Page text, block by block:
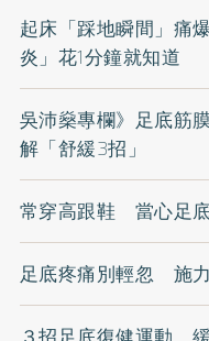
起床「踩地瞬間」痛
炎」花1分鐘就知道
吳沛燊專欄》足底筋
解「舒緩3招」
常穿高跟鞋 當心足
足底疼痛別輕忽 施